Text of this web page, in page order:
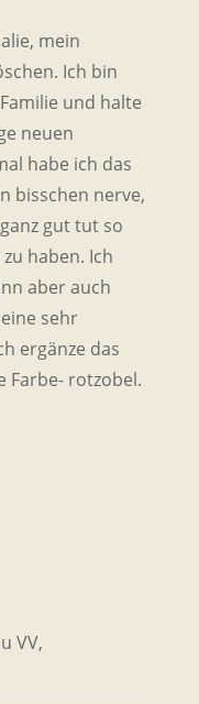
mein
Ich bin
und halte
neuen
habe ich das
bisschen nerve,
gut tut so
haben. Ich
aber auch
sehr
ergänze das
Farbe- rotzobel.
VV,